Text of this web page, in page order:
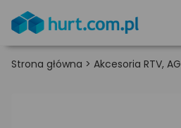
Strona główna > Akcesoria RTV,